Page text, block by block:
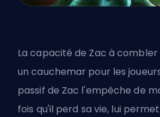
La capacité de Zac à
un cauchemar pour les
passif de Zac l'empêche de
fois qu'il perd sa vie, lui